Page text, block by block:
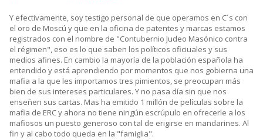
Y efectivamente, soy testigo personal de que operamos en C´s con
el oro de Moscú y que en la oficina de patentes y marcas estamos
registrados con el nombre de "Contubernio Judeo Masónico contra
el régimen", eso es lo que saben los políticos oficiuales y sus
medios afines. En cambio la mayoría de la población española ha
entendido y está aprendiendo por momentos que nos gobierna una
mafia a la que les importamos tres pimientos, se preocupan más
bien de sus intereses particulares. Y no pasa día sin que nos
enseñen sus cartas. Mas ha emitido 1 millón de películas sobre la
mafia de ERC y ahora no tiene ningún escrúpulo en ofrecerle a los
mafiosos un puesto generoso con tal de erigirse en mandarines. Al
fin y al cabo todo queda en la "famiglia".